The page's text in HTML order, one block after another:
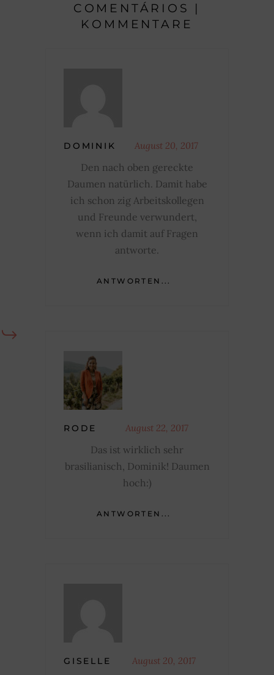
COMENTÁRIOS |
KOMMENTARE
DOMINIK August 20, 2017
Den nach oben gereckte
Daumen natürlich. Damit habe
ich schon zig Arbeitskollegen
und Freunde verwundert,
wenn ich damit auf Fragen
antworte.
ANTWORTEN...
RODE August 22, 2017
Das ist wirklich sehr
brasilianisch, Dominik! Daumen
hoch:)
ANTWORTEN...
GISELLE August 20, 2017